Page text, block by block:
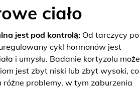
ciało
jest pod kontrolą: Od tarczycy po
cykl hormonów jest
i umysłu. Badanie kortyzolu może
jest zbyt niski lub zbyt wysoki, co
problemy, w tym zaburzenia